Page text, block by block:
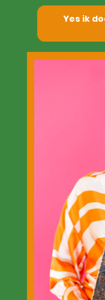
Yes ik